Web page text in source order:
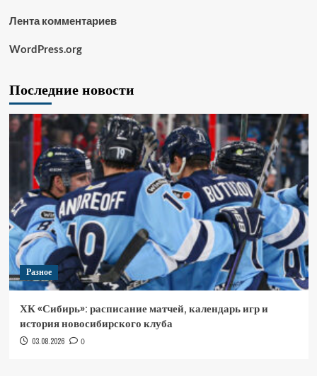
Лента комментариев
WordPress.org
Последние новости
Разное
ХК «Сибирь»: расписание матчей, календарь игр и
история новосибирского клуба
03.08.2026 0